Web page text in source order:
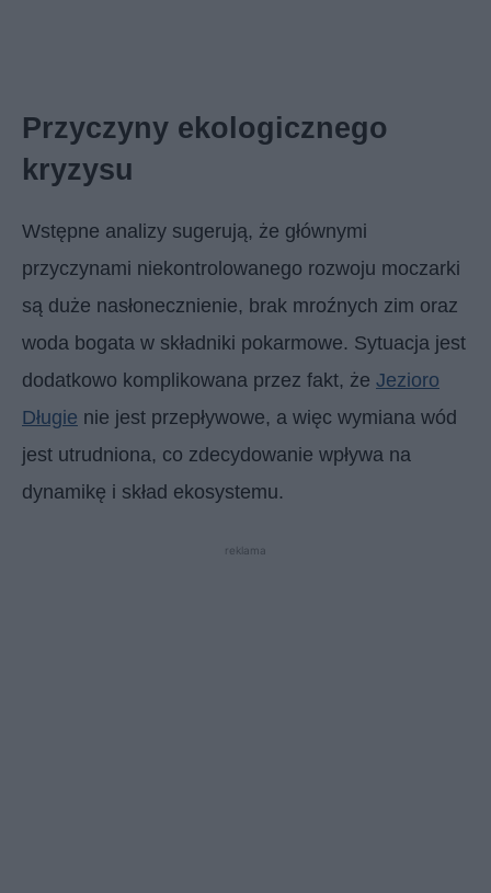
Przyczyny ekologicznego
kryzysu
Wstępne analizy sugerują, że głównymi
przyczynami niekontrolowanego rozwoju moczarki
są duże nasłonecznienie, brak mroźnych zim oraz
woda bogata w składniki pokarmowe. Sytuacja jest
dodatkowo komplikowana przez fakt, że Jezioro
Długie nie jest przepływowe, a więc wymiana wód
jest utrudniona, co zdecydowanie wpływa na
dynamikę i skład ekosystemu.
reklama